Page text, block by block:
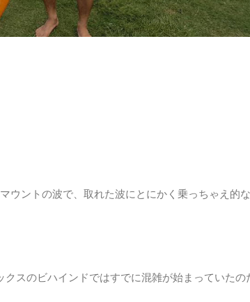
ウントの波で、取れた波にとにかく乗っちゃえ的
クスのビハインドではすでに混雑が始まっていたの